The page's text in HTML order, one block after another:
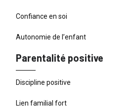
Confiance en soi
Autonomie de l’enfant
Parentalité positive
Discipline positive
Lien familial fort